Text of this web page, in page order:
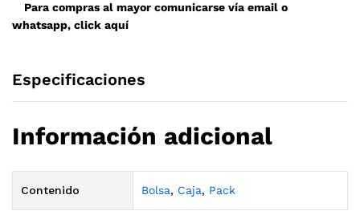
Para compras al mayor comunicarse vía email o
whatsapp, click aquí
Especificaciones
Información adicional
Contenido Bolsa, Caja, Pack